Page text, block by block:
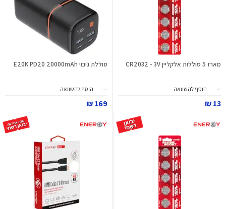
מארז 5 סוללות אלקליין CR2032 - 3V
הוסף להשוואה
13 ₪
סוללת גיבוי E20K PD20 20000mAh
הוסף להשוואה
169 ₪